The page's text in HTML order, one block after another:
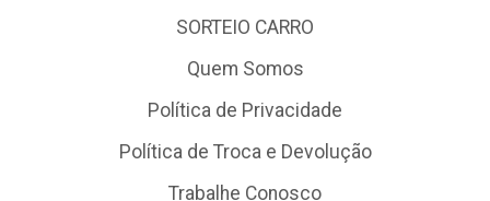
SORTEIO CARRO
Quem Somos
Política de Privacidade
Política de Troca e Devolução
Trabalhe Conosco